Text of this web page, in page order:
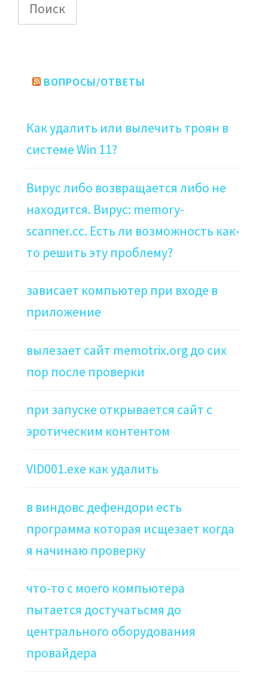
Поиск
ВОПРОСЫ/ОТВЕТЫ
Как удалить или вылечить троян в
системе Win 11?
Вирус либо возвращается либо не
находится. Вирус: memory-
scanner.cc. Есть ли возможность как-
то решить эту проблему?
зависает компьютер при входе в
приложение
вылезает сайт memotrix.org до сих
пор после проверки
при запуске открывается сайт с
эротическим контентом
VID001.exe как удалить
в виндовс дефендори есть
программа которая исщезает когда
я начинаю проверку
что-то с моего компьютера
пытается достучатьсмя до
центрального оборудования
провайдера